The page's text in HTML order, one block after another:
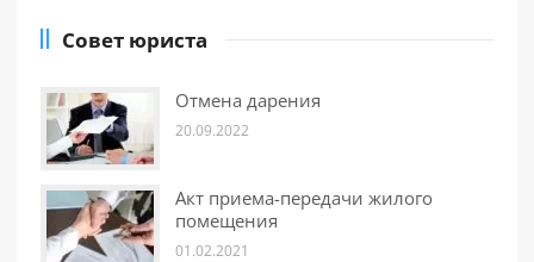
Совет юриста
Отмена дарения
20.09.2022
Акт приема-передачи жилого
помещения
01.02.2021